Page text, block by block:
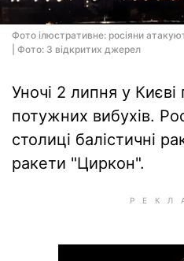
Фото ілюстративне: росіяни
| Фото: З відкритих джерел
Уночі 2 липня у Києві
потужних вибухів.
столиці балістичні
ракети "Циркон".